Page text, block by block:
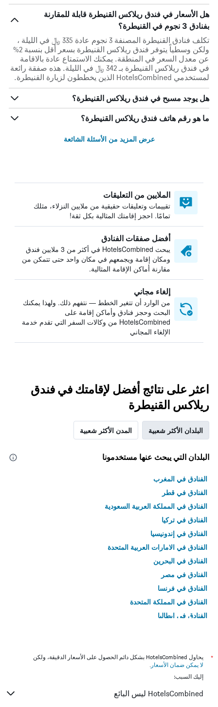
هل الأسعار في فندق ريلاكس القنيطرة قابلة للمقارنة
بفنادق 3 نجوم في القنيطرة؟
تكلف فنادق القنيطرة المصنفة 3 نجوم عادة 335 ﷼ في الليلة ،
ولكن وسطياً يتوفر فندق ريلاكس القنيطرة بسعر أقل بنسبة 2%
عن معدل السعر في المنطقة. يمكنك الاستمتاع عادة بالاقامة
في فندق ريلاكس القنيطرة بـ 342 ﷼ في الليلة. هذه صفقة رائعة
لمستخدمي HotelsCombined الذين يخططون لزيارة القنيطرة.
هل يوجد مسبح في فندق ريلاكس القنيطرة؟
ما هو رقم هاتف فندق ريلاكس القنيطرة؟
عرض المزيد من الأسئلة الشائعة
الملايين من التعليقات
تقييمات وتعليقات حقيقية من ملايين النزلاء، مثلك
تمامًا. احجز إقامتك المثالية بكل ثقة!
أفضل صفقات الفنادق
يبحث HotelsCombined في أكثر من 3 ملايين فندق
ومكان إقامة ويجمعهم في مكان واحد حتى تتمكن من
مقارنة أماكن الإقامة المثالية.
إلغاء مجاني
من الوارد أن تتغير الخطط — نتفهم ذلك. ولهذا يمكنك
البحث وحجز فنادق وأماكن إقامة على
HotelsCombined من وكالات السفر التي تقدم خدمة
الإلغاء المجاني
اعثر على نتائج أفضل لإقامتك في فندق
ريلاكس القنيطرة
البلدان الأكثر شعبية المدن الأكثر شعبية
البلدان التي يبحث عنها مستخدمونا
الفنادق في المغرب
الفنادق في قطر
الفنادق في المملكة العربية السعودية
الفنادق في تركيا
الفنادق في إندونيسيا
الفنادق في الامارات العربية المتحدة
الفنادق في البحرين
الفنادق في مصر
الفنادق في فرنسا
الفنادق في المملكة المتحدة
الفنادق في إيطاليا
*
يحاول HotelsCombined بشكل دائم الحصول على الأسعار الدقيقة، ولكن
لا يمكن ضمان الأسعار .
إليك السبب:
HotelsCombined ليس البائع